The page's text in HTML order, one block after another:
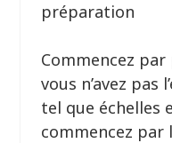
préparation
Commencez
vous n’avez pas
tel que échelles
commencez par